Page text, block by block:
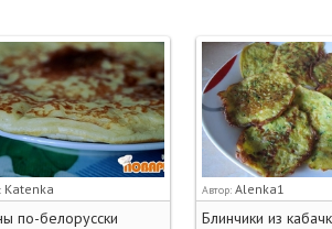
Katenka
по-белорусски
Автор: Alenka1
Блинчики из